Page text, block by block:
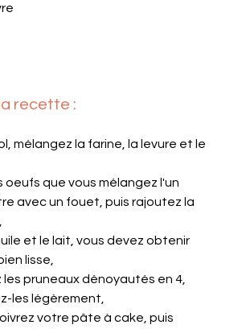
recette :
mélangez la farine, la levure et le
oeufs que vous mélangez l'un
avec un fouet, puis rajoutez la
et le lait, vous devez obtenir
lisse,
pruneaux dénoyautés en 4,
les légèrement,
votre pâte à cake, puis